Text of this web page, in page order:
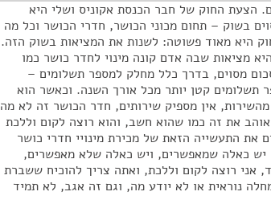
הצעת החוק של חבר הכנסת אקוניס ושלי היא
בשוק – תחום מכוני הכושר, חדרי הכושר וכל מה
היא מאוד פשוטה: לשנות את המציאות בשוק הזה.
מציאות שבה אדם קונה מינוי לחדר כושר כמו
מסוים, בדרך כלל מחלק למספר תשלומים –
תשלומים קטן יותר מכל אורך השנה. וכאשר הוא
אין מספיק שירותים, חדר הכושר זה לא מה
את זה כמו שהוא חשב, והוא רוצה לקום וללכת
את התעשייה הזאת של מכירת מינויי חדרי כושר
יש כאלה שמאפשרים, ויש כאלה שלא מאפשרים,
אני רוצה לקום וללכת, ואתה צריך להוכיח ששברת
נוראית או לא יודע מה, וגם זה אגב, לא תמיד